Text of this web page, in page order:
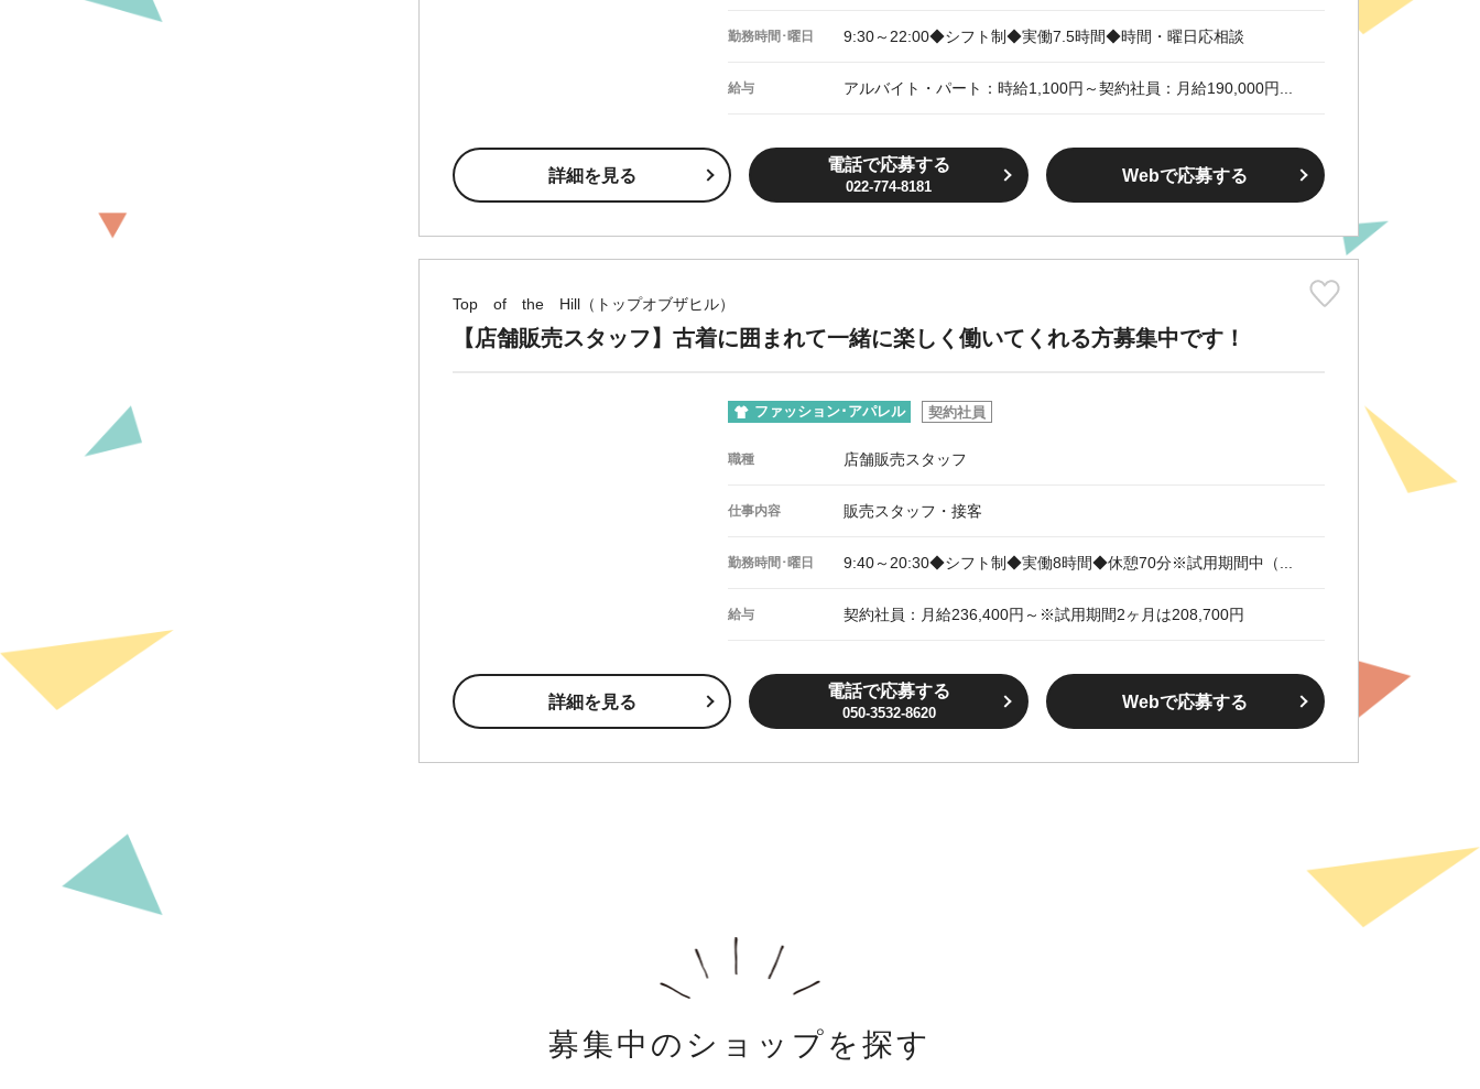
勤務時間･曜日 9:30～22:00◆シフト制◆実働7.5時間◆時間・曜日応相談
給与 アルバイト・パート：時給1,100円～契約社員：月給190,000円...
詳細を見る
電話で応募する
022-774-8181
Webで応募する
Top of the Hill（トップオブザヒル）
【店舗販売スタッフ】古着に囲まれて一緒に楽しく働いてくれる方募集中です！
ファッション･アパレル 契約社員
職種 店舗販売スタッフ
仕事内容 販売スタッフ・接客
勤務時間･曜日 9:40～20:30◆シフト制◆実働8時間◆休憩70分※試用期間中（...
給与 契約社員：月給236,400円～※試用期間2ヶ月は208,700円
詳細を見る
電話で応募する
050-3532-8620
Webで応募する
募集中のショップを探す